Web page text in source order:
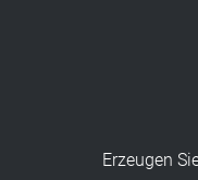
Erzeugen